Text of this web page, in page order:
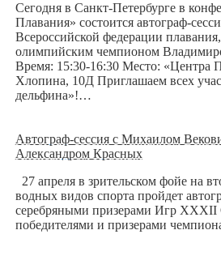
Сегодня в Санкт-Петербурге в
Плавания» состоится автограф-
Всероссийской федерации
олимпийским чемпионом
Время: 15:30-16:30 Место: «Центра
Хлопина, 10Д Приглашаем всех
дельфина»!…
Автограф-сессия с Михаилом
Александром Красных
27 апреля в зрительском фойе на
водных видов спорта пройдет
серебряными призерами Игр
победителями и призерами